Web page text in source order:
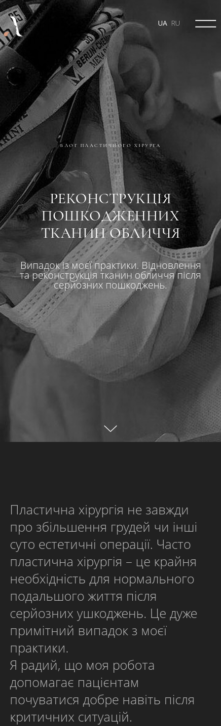
RU
UA
БЛОГ ПЛАСТИЧНОГО ХІРУРГА
РЕКОНСТРУКЦІЯ
ПОШКОДЖЕННИХ
ТКАНИН ОБЛИЧЧЯ
Випадок із моєї практики. Відновлення
та реконструкція тканин обличчя після
серйозних пошкоджень.
Пластична хірургія не завжди
про збільшення грудей чи інші
суто естетичні операції. Часто
пластична хірургія – це крайня
необхідність для нормального
подальшого життя після
серйозних ушкоджень. Це дуже
примітний випадок з моєї
практики.
Я радий, що моя робота
допомагає пацієнтам
почуватися добре навіть після
критичних ситуацій.